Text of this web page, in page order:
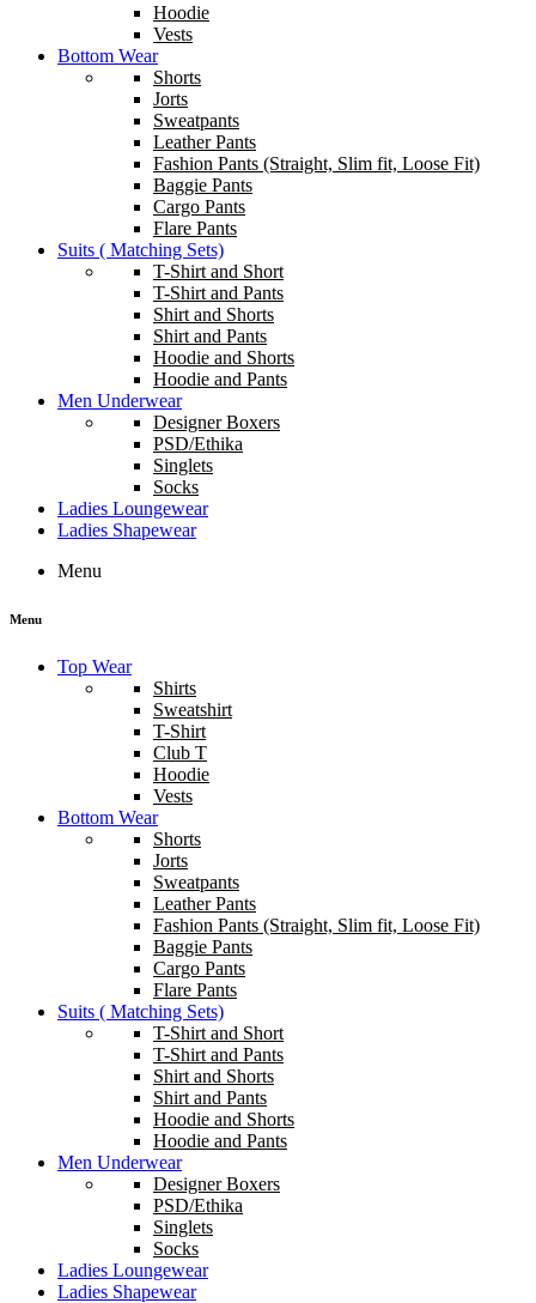
Hoodie
Vests
Bottom Wear
Shorts
Jorts
Sweatpants
Leather Pants
Fashion Pants (Straight, Slim fit, Loose Fit)
Baggie Pants
Cargo Pants
Flare Pants
Suits ( Matching Sets)
T-Shirt and Short
T-Shirt and Pants
Shirt and Shorts
Shirt and Pants
Hoodie and Shorts
Hoodie and Pants
Men Underwear
Designer Boxers
PSD/Ethika
Singlets
Socks
Ladies Loungewear
Ladies Shapewear
Menu
Menu
Top Wear
Shirts
Sweatshirt
T-Shirt
Club T
Hoodie
Vests
Bottom Wear
Shorts
Jorts
Sweatpants
Leather Pants
Fashion Pants (Straight, Slim fit, Loose Fit)
Baggie Pants
Cargo Pants
Flare Pants
Suits ( Matching Sets)
T-Shirt and Short
T-Shirt and Pants
Shirt and Shorts
Shirt and Pants
Hoodie and Shorts
Hoodie and Pants
Men Underwear
Designer Boxers
PSD/Ethika
Singlets
Socks
Ladies Loungewear
Ladies Shapewear